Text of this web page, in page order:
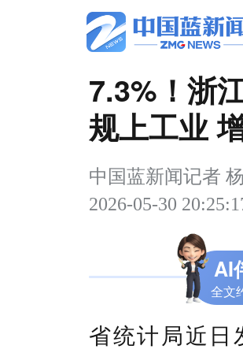
7.3%！浙
规上工业
中国蓝新闻记者
2026-05-30
AI
全文
关键词 新能源
省统计局近日